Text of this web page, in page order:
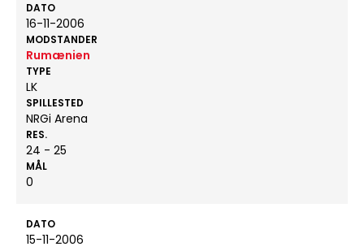
DATO
16-11-2006
MODSTANDER
Rumænien
TYPE
LK
SPILLESTED
NRGi Arena
RES.
24 - 25
MÅL
0
DATO
15-11-2006